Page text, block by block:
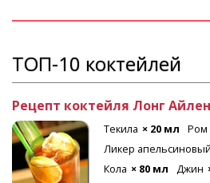
ТОП-10 коктейлей
Рецепт коктейля Лонг
Текила × 20 мл Ром
Ликер апельсиновый
Кола × 80 мл Джин